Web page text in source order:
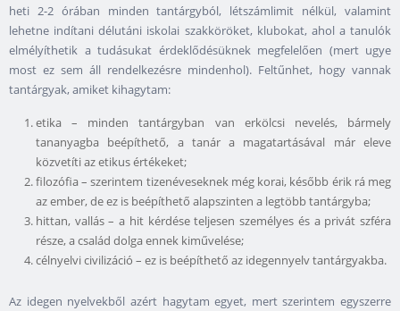
heti 2-2 órában minden tantárgyból, létszámlimit nélkül, valamint
lehetne indítani délutáni iskolai szakköröket, klubokat, ahol a tanulók
elmélyíthetik a tudásukat érdeklődésüknek megfelelően (mert ugye
most ez sem áll rendelkezésre mindenhol). Feltűnhet, hogy vannak
tantárgyak, amiket kihagytam:
etika – minden tantárgyban van erkölcsi nevelés, bármely
tananyagba beépíthető, a tanár a magatartásával már eleve
közvetíti az etikus értékeket;
filozófia – szerintem tizenéveseknek még korai, később érik rá meg
az ember, de ez is beépíthető alapszinten a legtöbb tantárgyba;
hittan, vallás – a hit kérdése teljesen személyes és a privát szféra
része, a család dolga ennek kiművelése;
célnyelvi civilizáció – ez is beépíthető az idegennyelv tantárgyakba.
Az idegen nyelvekből azért hagytam egyet, mert szerintem egyszerre